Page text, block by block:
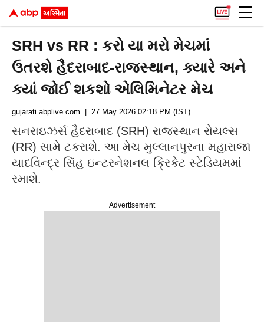
SRH vs RR : કરો યા મરો મેચમાં
ઉતરશે હૈદરાબાદ-રાજસ્થાન, ક્યારે અને
ક્યાં જોઈ શકશો એલિમિનેટર મેચ
Advertisement
gujarati.abplive.com | 27 May 2026 02:18 PM (IST)
સનરાઇઝર્સ હૈદરાબાદ (SRH) રાજસ્થાન રોયલ્સ
(RR) સામે ટકરાશે. આ મેચ મુલ્લાનપુરના મહારાજા
યાદવિન્દ્ર સિંહ ઇન્ટરનેશનલ ક્રિકેટ સ્ટેડિયમમાં
રમાશે.